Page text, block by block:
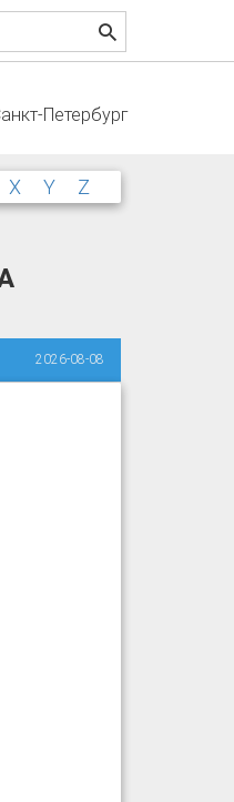
Петербург
XY Z
2026-08-08